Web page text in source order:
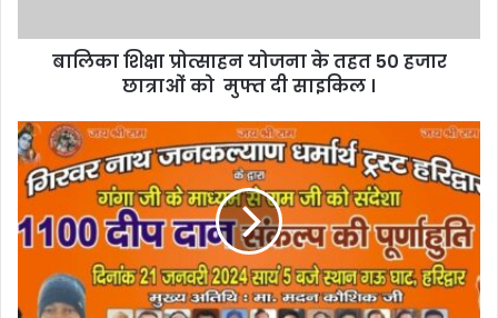
बालिका शिक्षा प्रोत्साहन योजना के तहत 50 हजार
छात्राओं को मुफ्त दी साइकिल ।